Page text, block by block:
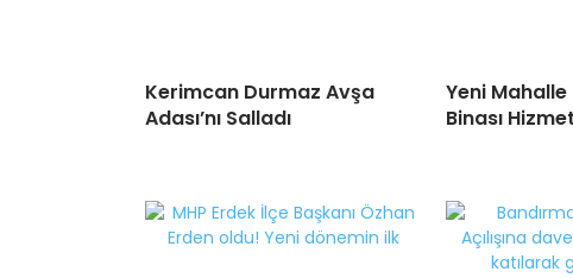
Kerimcan Durmaz Avşa
Adası’nı Salladı
Yeni Mahalle
Binası